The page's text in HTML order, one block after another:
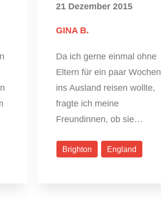
21 Dezember 2015
GINA B.
Da ich gerne einmal ohne
Eltern für ein paar Wochen
ins Ausland reisen wollte,
fragte ich meine
Freundinnen, ob sie…
Brighton England